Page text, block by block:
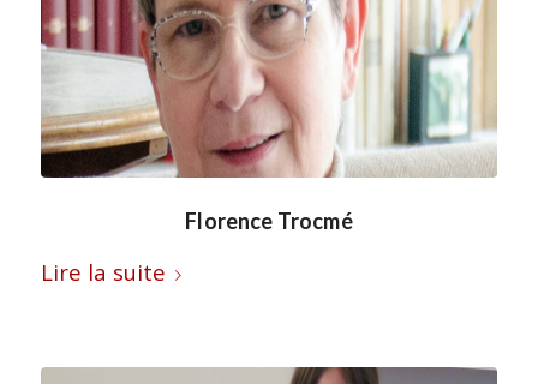
Florence Trocmé
Lire la suite